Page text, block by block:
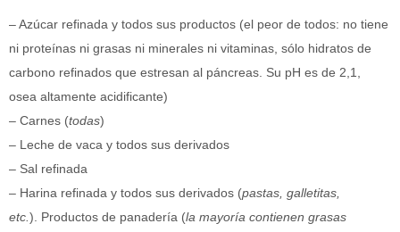
– Azúcar refinada y todos sus productos (el peor de todos: no tiene
ni proteínas ni grasas ni minerales ni vitaminas, sólo hidratos de
carbono refinados que estresan al páncreas. Su pH es de 2,1,
osea altamente acidificante)
– Carnes (todas)
– Leche de vaca y todos sus derivados
– Sal refinada
– Harina refinada y todos sus derivados (pastas, galletitas,
etc.). Productos de panadería (la mayoría contienen grasas